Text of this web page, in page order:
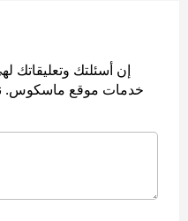
إن أسئلتك وتعليقاتك
خدمات موقع ماسكوس.